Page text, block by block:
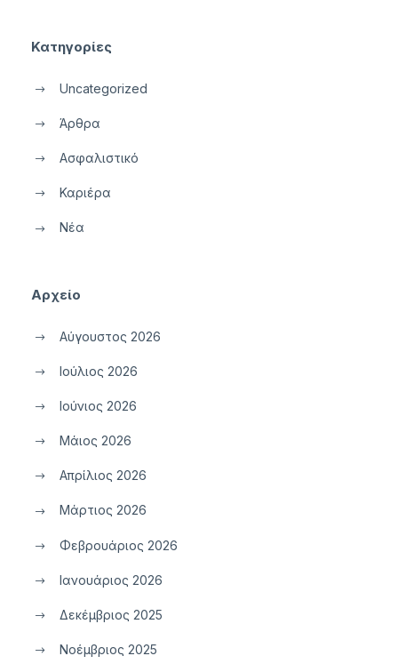
Κατηγορίες
Uncategorized
Άρθρα
Ασφαλιστικό
Καριέρα
Νέα
Αρχείο
Αύγουστος 2026
Ιούλιος 2026
Ιούνιος 2026
Μάιος 2026
Απρίλιος 2026
Μάρτιος 2026
Φεβρουάριος 2026
Ιανουάριος 2026
Δεκέμβριος 2025
Νοέμβριος 2025